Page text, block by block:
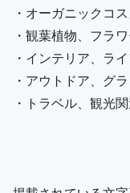
・オーガニックコ
・観葉植物、フラ
・インテリア、ラ
・アウトドア、グ
・トラベル、観光